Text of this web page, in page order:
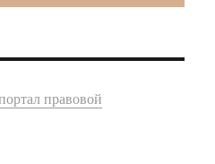
правовой